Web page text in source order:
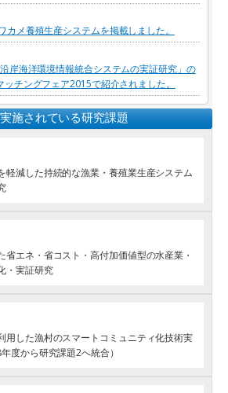
メ養殖生産システムを掲載しました。
岸海洋環境情報統合システムの実証研究」の
チングフェア2015で紹介されました。
施されている研究課題
軽減した持続的な漁業・養殖業生産システム
省エネ・省コスト・高付加価値型の水産業・
・実証研究
用した漁村のスマートコミュニティ化技術実
度から研究課題2へ統合）